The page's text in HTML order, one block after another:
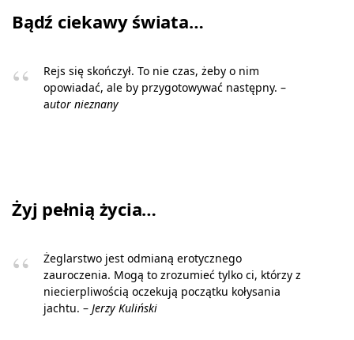
Bądź ciekawy świata…
Rejs się skończył. To nie czas, żeby o nim
opowiadać, ale by przygotowywać następny. –
autor nieznany
Żyj pełnią życia…
Żeglarstwo jest odmianą erotycznego
zauroczenia. Mogą to zrozumieć tylko ci, którzy z
niecierpliwością oczekują początku kołysania
jachtu. – Jerzy Kuliński